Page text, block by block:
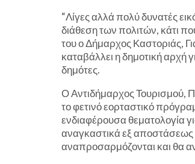
“Λίγες αλλά πολύ δυνατές
διάθεση των πολιτών, κάτι
του ο Δήμαρχος Καστοριάς,
καταβάλλει η δημοτική αρχή
δημότες.
Ο Αντιδήμαρχος Τουρισμού,
το φετινό εορταστικό
ενδιαφέρουσα θεματολογία
αναγκαστικά εξ αποστάσεως
αναπροσαρμόζονται και θα